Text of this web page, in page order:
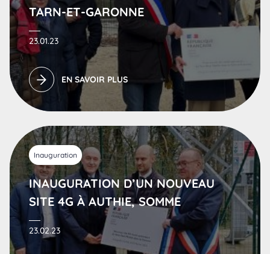
TARN-ET-GARONNE
23.01.23
EN SAVOIR PLUS
Inauguration
INAUGURATION D’UN NOUVEAU
SITE 4G À AUTHIE, SOMME
23.02.23